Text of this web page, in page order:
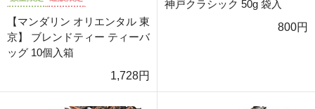
【マンダリン オリエンタル 東
京】 ブレンドティー ティーバ
ッグ 10個入箱
1,728円
神戸クラシック 50g 袋入
800円